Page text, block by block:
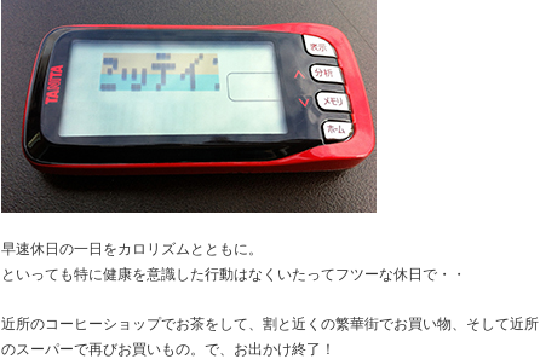
早速休日の一日をカロリズムとともに。
といっても特に健康を意識した行動はなくいたってフツーな休日で・・
近所のコーヒーショップでお茶をして、割と近くの繁華街でお買い物、そして近所
のスーパーで再びお買いもの。で、お出かけ終了！